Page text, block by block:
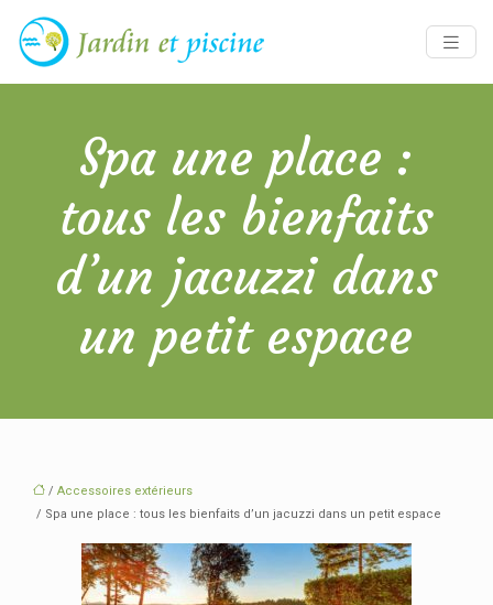
Spa une place :
tous les bienfaits
d’un jacuzzi dans
un petit espace
/ Accessoires extérieurs
/ Spa une place : tous les bienfaits d’un jacuzzi dans un petit espace